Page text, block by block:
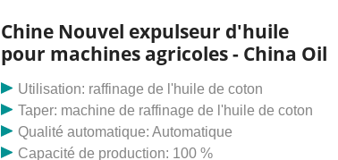
promettons une garantie d'un an pour les facteurs de
dommages non humains.
Chine Nouvel expulseur d'huile
pour machines agricoles - China Oil
Utilisation: raffinage de l'huile de coton
Taper: machine de raffinage de l'huile de coton
Qualité automatique: Automatique
Capacité de production: 100 %